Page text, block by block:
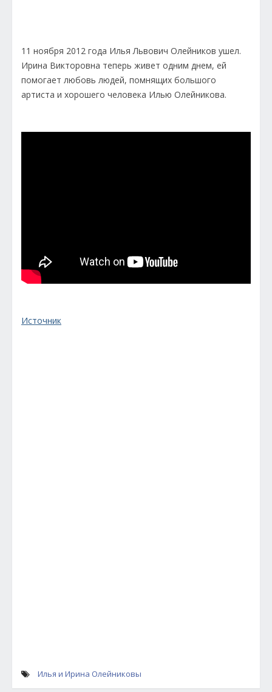
11 ноября 2012 года Илья Львович Олейников ушел.
Ирина Викторовна теперь живет одним днем, ей
помогает любовь людей, помнящих большого
артиста и хорошего человека Илью Олейникова.
Источник
Илья и Ирина Олейниковы